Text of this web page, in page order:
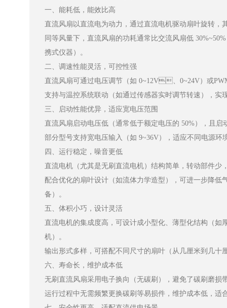
一、能耗低，能效比高
直流风扇以直流电为动力，通过直流电机驱动扇叶旋转
同等风量下，直流风扇的功耗通常比交流风扇低
携式仪器）。
二、调速性能灵活，可控性强
直流风扇可通过电压调节（如 0~12V、0~24V）或PWM
支持与温控系统联动（如通过传感器实时调节转速），实现
三、启动性能优异，适应宽电压范围
直流风扇启动电压低（通常低于额定电压的 50%），且启
部分型号支持宽电压输入（如 9~36V），适应不同电源环境
四、运行稳定，噪音更低
直流电机（尤其是无刷直流电机）结构简单，转动部件少
配合优化的扇叶设计（如流体力学造型），可进一步降低气
备）。
五、体积小巧，设计灵活
直流电机的集成度高，可设计成小型化、薄型化结构（如厚
机）。
输出形式多样，可搭配不同尺寸的扇叶（从几厘米到几十厘
六、寿命长，维护成本低
无刷直流风扇采用电子换向（无碳刷），避免了碳刷磨损带
运行过程中无需频繁更换碳刷等易损件，维护成本低，